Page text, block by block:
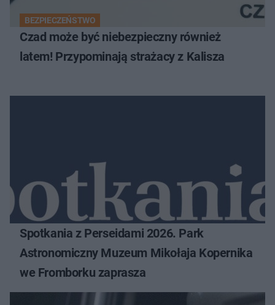
BEZPIECZEŃSTWO
Czad może być niebezpieczny również
latem! Przypominają strażacy z Kalisza
Spotkania z Perseidami 2026. Park
Astronomiczny Muzeum Mikołaja Kopernika
we Fromborku zaprasza